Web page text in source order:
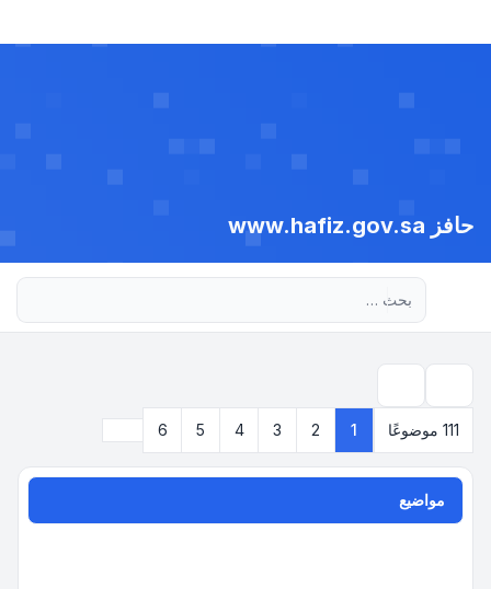
حافز www.hafiz.gov.sa
111 موضوعًا
1
2
3
4
5
6
مواضيع